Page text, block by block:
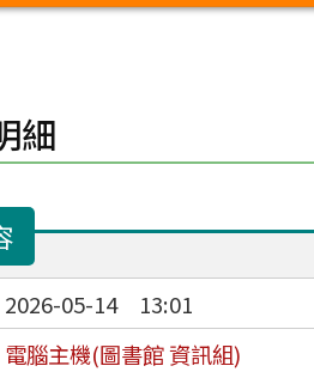
細
2026-05-14 13:01
電腦主機(圖書館 資訊組)